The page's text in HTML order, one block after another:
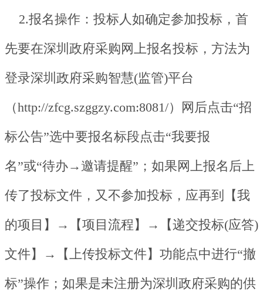
2.报名操作：投标人如确定参加投标，首
先要在深圳政府采购网上报名投标，方法为
登录深圳政府采购智慧(监管)平台
（http://zfcg.szggzy.com:8081/）网后点击“招
标公告”选中要报名标段点击“我要报
名”或“待办→邀请提醒”；如果网上报名后上
传了投标文件，又不参加投标，应再到【我
的项目】→【项目流程】→【递交投标(应答)
文件】→【上传投标文件】功能点中进行“撤
标”操作；如果是未注册为深圳政府采购的供